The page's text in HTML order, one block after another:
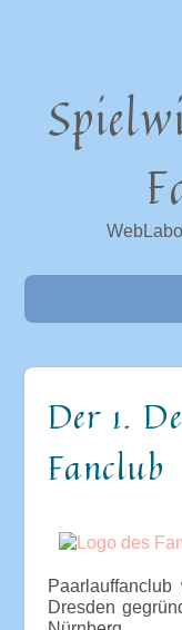
Der 1.
Fanclub
Dresden